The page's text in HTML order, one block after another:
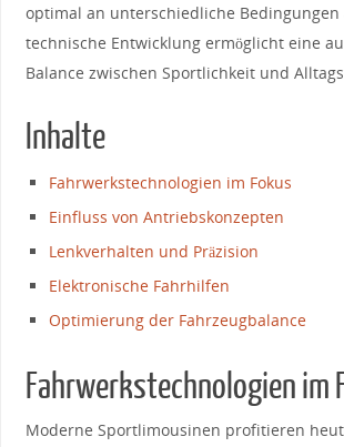
⁤optimal an unterschiedliche Bedingungen
technische Entwicklung ermöglicht eine
Balance zwischen Sportlichkeit und
Inhalte
Fahrwerkstechnologien im Fokus
Einfluss von Antriebskonzepten
Lenkverhalten und Präzision
Elektronische Fahrhilfen
Optimierung der Fahrzeugbalance
Fahrwerkstechnologien im
Moderne Sportlimousinen profitieren